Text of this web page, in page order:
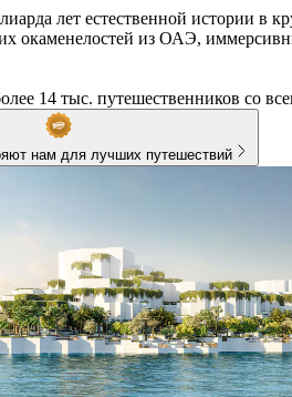
лет естественной истории в
окаменелостей из ОАЭ,
14 тыс. путешественников со
нам для лучших путешествий